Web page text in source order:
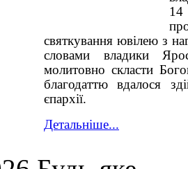
святкування ювілею з
словами владики
молитовно скласти
благодаттю вдалося
єпархії.
Детальніше...